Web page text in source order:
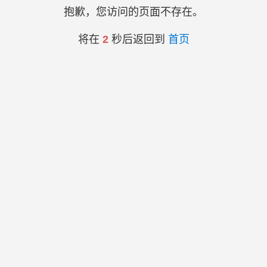
抱歉，您访问的页面不存在。
将在 2秒后返回到 首页